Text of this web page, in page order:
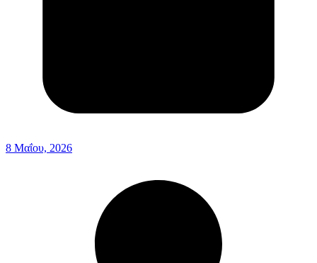
8 Μαΐου, 2026